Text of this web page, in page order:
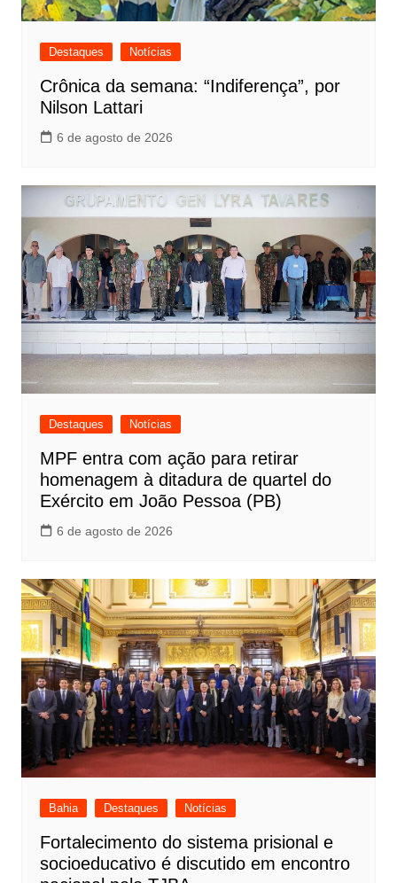
Destaques Notícias
Crônica da semana: “Indiferença”, por
Nilson Lattari
6 de agosto de 2026
Destaques Notícias
MPF entra com ação para retirar
homenagem à ditadura de quartel do
Exército em João Pessoa (PB)
6 de agosto de 2026
Bahia Destaques Notícias
Fortalecimento do sistema prisional e
socioeducativo é discutido em encontro